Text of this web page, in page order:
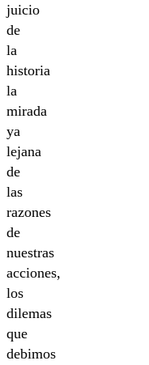
juicio
de
la
historia
la
mirada
ya
lejana
de
las
razones
de
nuestras
acciones,
los
dilemas
que
debimos